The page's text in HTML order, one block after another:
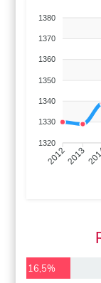
1380
1370
1360
1350
1340
1330
1320
20122013
16,5%